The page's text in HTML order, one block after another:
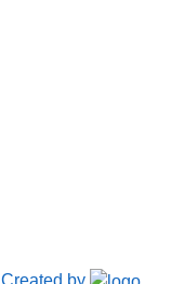
Created by